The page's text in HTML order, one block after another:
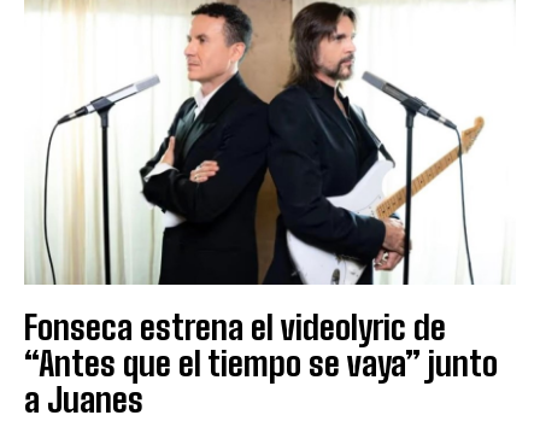
Fonseca estrena el videolyric de
“Antes que el tiempo se vaya” junto
a Juanes